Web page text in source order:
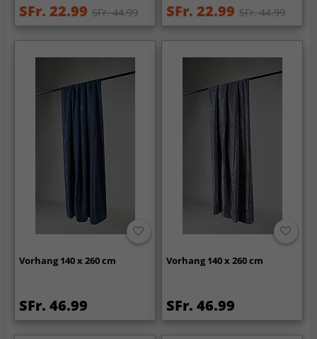
SFr. 22.99 SFr. 44.99 SFr. 22.99 SFr. 44.99
Vorhang 140 x 260 cm
SFr. 46.99
Vorhang 140 x 260 cm
SFr. 46.99